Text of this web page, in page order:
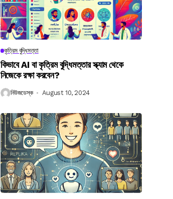
কৃত্রিম বুদ্ধিমত্তা
কিভাবে AI বা কৃত্রিম বুদ্ধিমত্তার স্ক্যাম থেকে
নিজেকে রক্ষা করবেন?
নিউজডেস্ক August 10, 2024